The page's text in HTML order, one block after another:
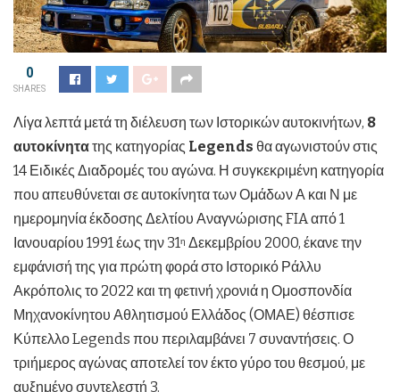
0
SHARES
Λίγα λεπτά μετά τη διέλευση των Ιστορικών αυτοκινήτων, 8
αυτοκίνητατης κατηγορίας Legends θα αγωνιστούν στις
14 Ειδικές Διαδρομές του αγώνα. Η συγκεκριμένη κατηγορία
που απευθύνεται σε αυτοκίνητα των Ομάδων Α και Ν με
ημερομηνία έκδοσης Δελτίου Αναγνώρισης FIA από 1
Ιανουαρίου 1991 έως την 31η Δεκεμβρίου 2000, έκανε την
εμφάνισή της για πρώτη φορά στο Ιστορικό Ράλλυ
Ακρόπολις το 2022 και τη φετινή χρονιά η Ομοσπονδία
Μηχανοκίνητου Αθλητισμού Ελλάδος (ΟΜΑΕ) θέσπισε
Κύπελλο Legends που περιλαμβάνει 7 συναντήσεις. Ο
τριήμερος αγώνας αποτελεί τον έκτο γύρο του θεσμού, με
αυξημένο συντελεστή 3.